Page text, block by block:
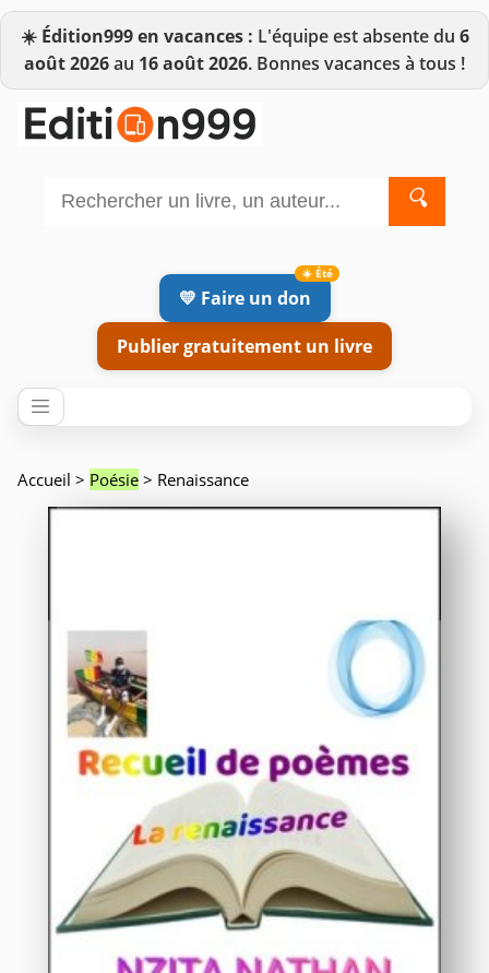
☀️ Édition999 en vacances : L'équipe est absente du 6
août 2026au 16 août 2026. Bonnes vacances à tous !
🔍
💛 Faire un don
Publier gratuitement un livre
Accueil > Poésie > Renaissance